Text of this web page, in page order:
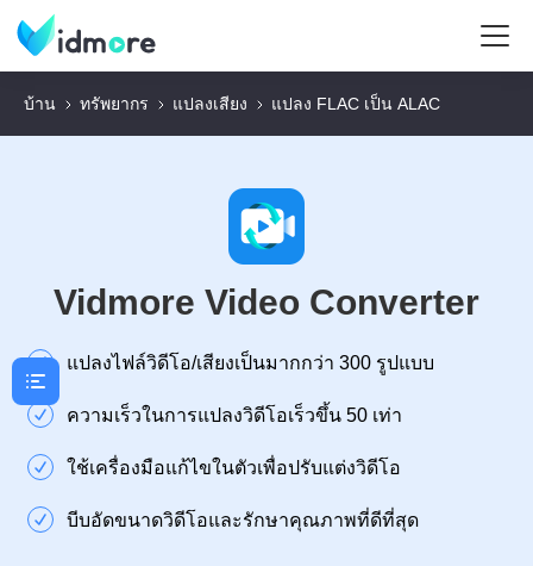
บ้าน ทรัพยากร แปลงเสียง แปลง FLAC เป็น ALAC
Vidmore Video Converter
แปลงไฟล์วิดีโอ/เสียงเป็นมากกว่า 300 รูปแบบ
ความเร็วในการแปลงวิดีโอเร็วขึ้น 50 เท่า
ใช้เครื่องมือแก้ไขในตัวเพื่อปรับแต่งวิดีโอ
บีบอัดขนาดวิดีโอและรักษาคุณภาพที่ดีที่สุด